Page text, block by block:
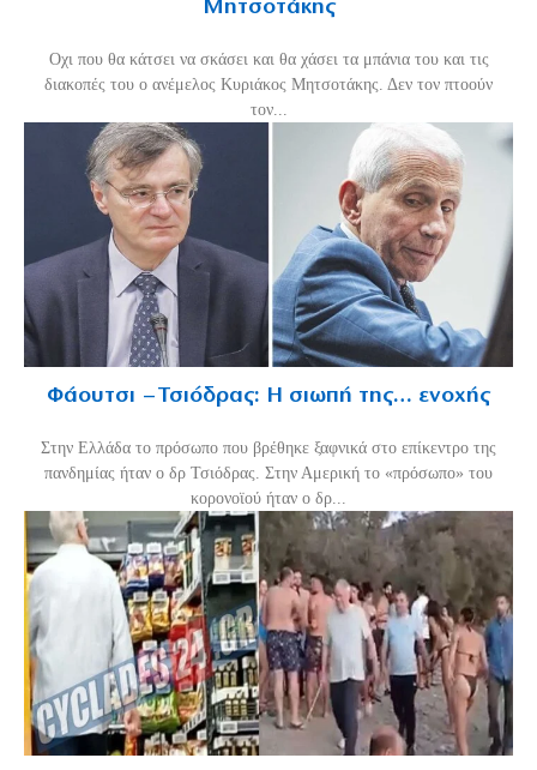
Μητσοτάκης
Οχι που θα κάτσει να σκάσει και θα χάσει τα μπάνια του και τις
διακοπές του ο ανέμελος Κυριάκος Μητσοτάκης. Δεν τον πτοούν
τον...
Φάουτσι – Τσιόδρας: Η σιωπή της… ενοχής
Στην Ελλάδα το πρόσωπο που βρέθηκε ξαφνικά στο επίκεντρο της
πανδημίας ήταν ο δρ Τσιόδρας. Στην Αμερική το «πρόσωπο» του
κορονοϊού ήταν ο δρ...